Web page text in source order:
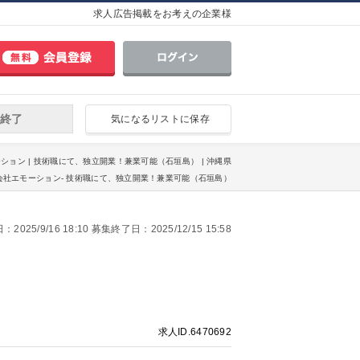
求人広告掲載をお考えの企業様
気になるリストに保存
了
ョン | 技術職にて、独立開業！兼業可能（石垣島） | 沖縄県
社エモーション- 技術職にて、独立開業！兼業可能（石垣島）
：2025/9/16 18:10 募集終了日：2025/12/15 15:58
求人ID.6470692